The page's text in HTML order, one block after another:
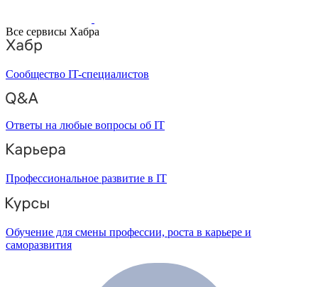
Все сервисы Хабра
Сообщество IT-специалистов
Ответы на любые вопросы об IT
Профессиональное развитие в IT
Обучение для смены профессии, роста в карьере и
саморазвития